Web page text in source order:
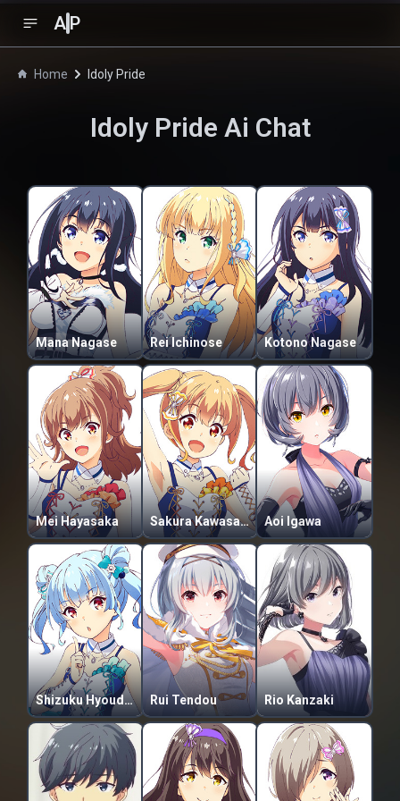
A P
Home Idoly Pride
Idoly Pride Ai Chat
Mana Nagase Rei Ichinose Kotono Nagase
Mei Hayasaka Sakura Kawasaki Aoi Igawa
Shizuku Hyoudou Rui Tendou Rio Kanzaki